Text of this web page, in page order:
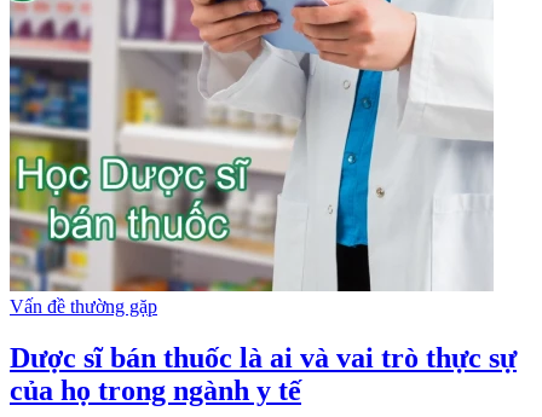
Vấn đề thường gặp
Dược sĩ bán thuốc là ai và vai trò thực sự
của họ trong ngành y tế